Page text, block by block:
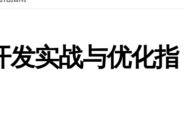
发实战与优化指